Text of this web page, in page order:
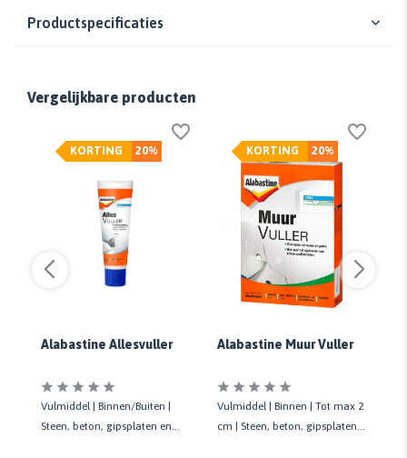
Productspecificaties
Vergelijkbare producten
20%
KORTING
Alabastine Allesvuller
Vulmiddel | Binnen/Buiten |
Steen, beton, gipsplaten en
20%
KORTING
Alabastine Muur Vuller
Vulmiddel | Binnen | Tot max 2
cm | Steen, beton, gipsplaten,